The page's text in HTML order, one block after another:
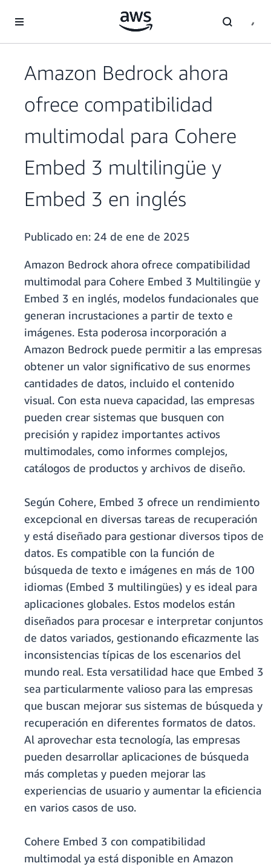
Amazon Bedrock ahora
ofrece compatibilidad
multimodal para Cohere
Embed 3 multilingüe y
Embed 3 en inglés
Publicado en: 24 de ene de 2025
Amazon Bedrock ahora ofrece compatibilidad
multimodal para Cohere Embed 3 Multilingüe y
Embed 3 en inglés, modelos fundacionales que
generan incrustaciones a partir de texto e
imágenes. Esta poderosa incorporación a
Amazon Bedrock puede permitir a las empresas
obtener un valor significativo de sus enormes
cantidades de datos, incluido el contenido
visual. Con esta nueva capacidad, las empresas
pueden crear sistemas que busquen con
precisión y rapidez importantes activos
multimodales, como informes complejos,
catálogos de productos y archivos de diseño.
Según Cohere, Embed 3 ofrece un rendimiento
excepcional en diversas tareas de recuperación
y está diseñado para gestionar diversos tipos de
datos. Es compatible con la función de
búsqueda de texto e imágenes en más de 100
idiomas (Embed 3 multilingües) y es ideal para
aplicaciones globales. Estos modelos están
diseñados para procesar e interpretar conjuntos
de datos variados, gestionando eficazmente las
inconsistencias típicas de los escenarios del
mundo real. Esta versatilidad hace que Embed 3
sea particularmente valioso para las empresas
que buscan mejorar sus sistemas de búsqueda y
recuperación en diferentes formatos de datos.
Al aprovechar esta tecnología, las empresas
pueden desarrollar aplicaciones de búsqueda
más completas y pueden mejorar las
experiencias de usuario y aumentar la eficiencia
en varios casos de uso.
Cohere Embed 3 con compatibilidad
multimodal ya está disponible en Amazon